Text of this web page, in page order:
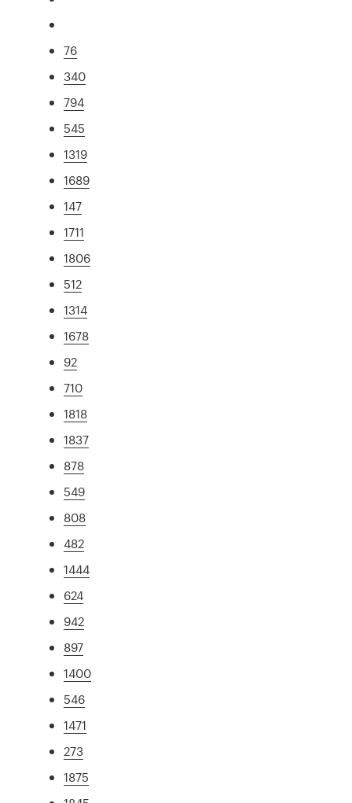
76
340
794
545
1319
1689
147
1711
1806
512
1314
1678
92
710
1818
1837
878
549
808
482
1444
624
942
897
1400
546
1471
273
1875